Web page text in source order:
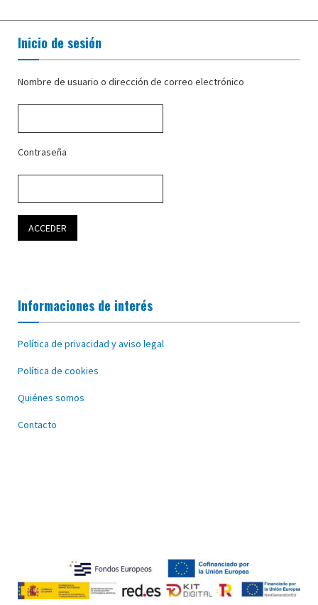
Inicio de sesión
Nombre de usuario o dirección de correo electrónico
Contraseña
Informaciones de interés
Política de privacidad y aviso legal
Política de cookies
Quiénes somos
Contacto